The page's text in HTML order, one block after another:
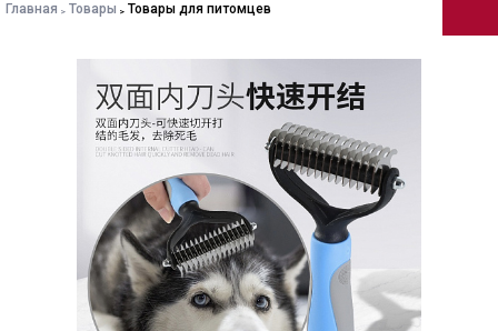
Главная Товары Товары для питомцев